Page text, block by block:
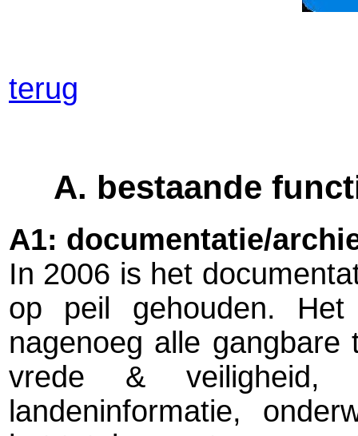
terug
A. bestaande
A1: documentatie/
In 2006 is het
op peil gehouden.
nagenoeg alle
vrede & veiligheid,
landeninformatie,